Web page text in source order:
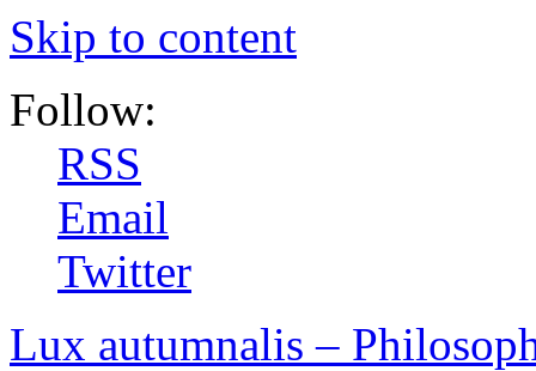
Skip to content
Follow:
RSS
Email
Twitter
Lux autumnalis –